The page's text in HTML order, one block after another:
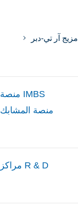
مزيج آر تي-دبر
منصة IMBS
منصة المشابك
مراكز R & D